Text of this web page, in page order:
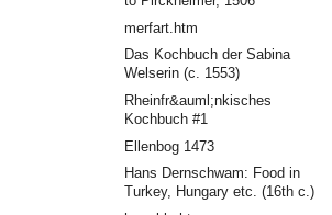
merfart.htm
Das Kochbuch der Sabina
Welserin (c. 1553)
Rheinfr&auml;nkisches
Kochbuch #1
Ellenbog 1473
Hans Dernschwam: Food in
Turkey, Hungary etc. (16th c.)